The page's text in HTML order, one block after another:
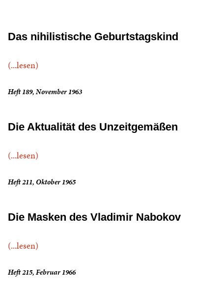
Das nihilistische Geburtstagskind
(...lesen)
Heft 189, November 1963
Die Aktualität des Unzeitgemäßen
(...lesen)
Heft 211, Oktober 1965
Die Masken des Vladimir Nabokov
(...lesen)
Heft 215, Februar 1966